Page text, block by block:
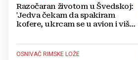
Razočaran životom u Švedskoj:
'Jedva čekam da spakiram
kofere, ukrcam se u avion i više
OSNIVAČ RIMSKE LOŽE